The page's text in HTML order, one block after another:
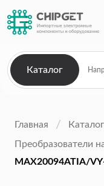
Каталог
Главная Каталог
Преобразователи
MAX20094ATIA/